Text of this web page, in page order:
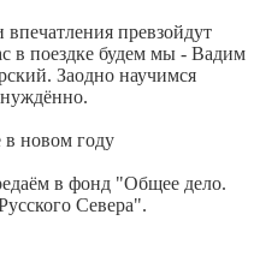
впечатления превзойдут
в поездке будем мы - Вадим
Заодно научимся
в новом году
в фонд "Общее дело.
Севера".